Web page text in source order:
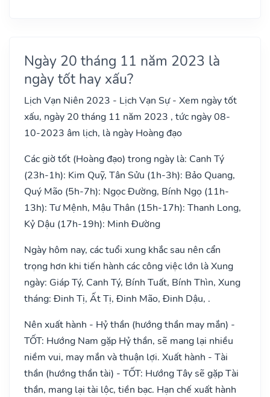
Ngày 20 tháng 11 năm 2023 là
ngày tốt hay xấu?
Lịch Vạn Niên 2023 - Lịch Vạn Sự - Xem ngày tốt
xấu, ngày 20 tháng 11 năm 2023 , tức ngày 08-
10-2023 âm lịch, là ngày Hoàng đạo
Các giờ tốt (Hoàng đạo) trong ngày là: Canh Tý
(23h-1h): Kim Quỹ, Tân Sửu (1h-3h): Bảo Quang,
Quý Mão (5h-7h): Ngọc Đường, Bính Ngọ (11h-
13h): Tư Mệnh, Mậu Thân (15h-17h): Thanh Long,
Kỷ Dậu (17h-19h): Minh Đường
Ngày hôm nay, các tuổi xung khắc sau nên cẩn
trọng hơn khi tiến hành các công việc lớn là Xung
ngày: Giáp Tý, Canh Tý, Bính Tuất, Bính Thìn, Xung
tháng: Đinh Tị, Ất Tị, Đinh Mão, Đinh Dậu, .
Nên xuất hành - Hỷ thần (hướng thần may mắn) -
TỐT: Hướng Nam gặp Hỷ thần, sẽ mang lại nhiều
niềm vui, may mắn và thuận lợi. Xuất hành - Tài
thần (hướng thần tài) - TỐT: Hướng Tây sẽ gặp Tài
thần, mang lại tài lộc, tiền bạc. Hạn chế xuất hành